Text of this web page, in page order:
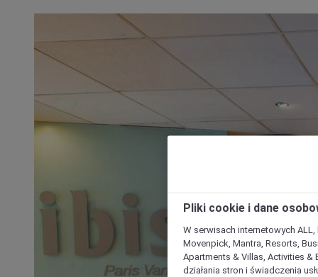
Pliki cookie i dane
W serwisach internetowych
Movenpick, Mantra, Resorts,
Apartments & Villas, Activities &
działania stron i świadczenia